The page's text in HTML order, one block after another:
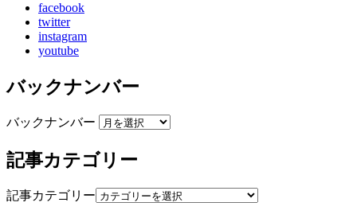
facebook
twitter
instagram
youtube
バックナンバー
バックナンバー
記事カテゴリー
記事カテゴリー